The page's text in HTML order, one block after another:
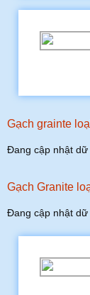
Gạch grainte
Đang cập nhật dữ
Gạch Granite
Đang cập nhật dữ